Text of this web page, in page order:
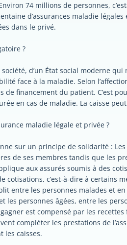
74 millions de personnes,
d’assurances maladie
dans le privé.
?
société, d’un État social moderne
face à la maladie. Selon
de financement du patient. C’est
en cas de maladie. La caisse
maladie légale et privée ?
sur un principe de solidarité :
de ses membres tandis que les
aux assurés soumis à des
cotisations, c’est-à-dire à certains
entre les personnes malades et
les personnes âgées, entre les
est compensé par les recettes
compléter les prestations de
les caisses.